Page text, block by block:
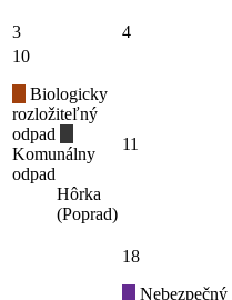
3 4
10
Biologicky
rozložiteľný
odpad
Komunálny
odpad
Hôrka
(Poprad)
11
18
Nebezpečný